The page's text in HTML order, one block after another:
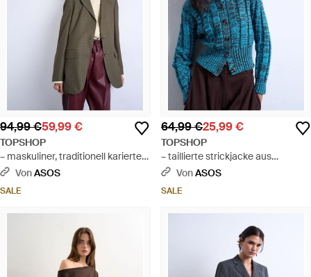
94,99 €59,99 €
TOPSHOP
– maskuliner, traditionell karierter
blazer - Braun
VonASOS
SALE
64,99 €25,99 €
TOPSHOP
– taillierte strickjacke aus
grobstrick - Blau
VonASOS
SALE